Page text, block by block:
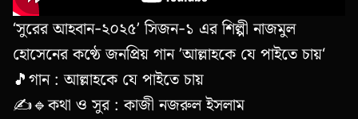
‘সুরের আহবান-২০২৫’ সিজন-১ এর শিল্পী নাজমুল
হোসেনের কণ্ঠে জনপ্রিয় গান ’আল্লাহকে যে পাইতে চায়‘
🎵গান : আল্লাহকে যে পাইতে চায়
✍🔹কথা ও সুর : কাজী নজরুল ইসলাম